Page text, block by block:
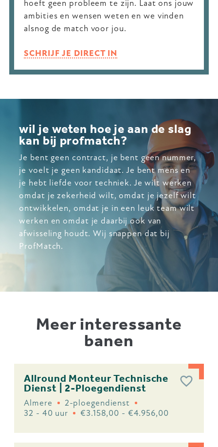
hoeft geen probleem te zijn. Laat ons jouw
ambities en wensen weten en we vinden
alsnog de match voor jou.
SCHRIJF JE DIRECT IN
wil je weten hoe je aan de slag
kan bij profmatch?
Je bent geen contract, je bent geen nummer,
je voelt je geen kandidaat. Je bent mens en
je hebt liefde voor techniek. Je wilt werken
omdat je zekerheid wilt, omdat je jezelf wilt
ontwikkelen, omdat je in een leuk team wilt
werken en omdat je daarbij ook van
afwisseling houdt. Wij snappen dat bij
ProfMatch.
Meer interessante
banen
Allround Monteur Technische
Dienst | 2-Ploegendienst
Almere
2-ploegendienst
32 - 40 uur
€3.158,00 - €4.956,00